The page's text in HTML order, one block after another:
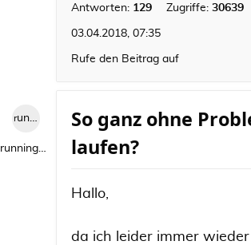
Antworten: 129 Zugriffe: 30639
03.04.2018, 07:35
Rufe den Beitrag auf
runningwild1
runningwild1
So ganz ohne
laufen?
Hallo,
da ich leider immer